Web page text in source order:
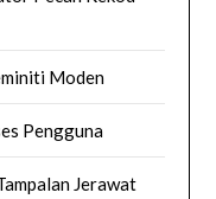
Moden
Pengguna
Jerawat